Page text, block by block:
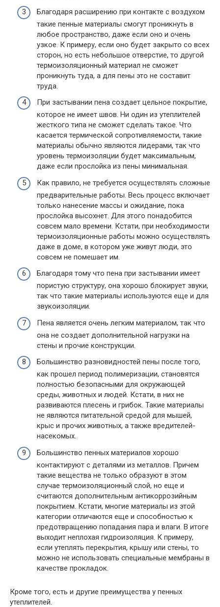
Благодаря расширению при контакте с воздухом
такие пенные материалы смогут проникнуть в
любое пространство, даже если оно и очень
узкое. К примеру, если оно будет закрыто со всех
сторон, но есть небольшое отверстие, то другой
термоизоляционный материал не сможет
проникнуть туда, а для пены это не составит
труда.
При застывании пена создает цельное покрытие,
которое не имеет швов. Ни один из утеплителей
жесткого типа не сможет сделать такое. Что
касается термической сопротивляемости, такие
материалы обычно являются лидерами, так что
уровень термоизоляции будет максимальным,
даже если прослойка из пены минимальная.
Как правило, не требуется осуществлять сложные
предварительные работы. Весь процесс включает
только нанесение массы и ожидание, пока
прослойка высохнет. Для этого понадобится
совсем мало времени. Кстати, при необходимости
термоизоляционные работы можно осуществлять
даже в доме, в котором уже живут люди, это
совсем не помешает им.
Благодаря тому что пена при застывании имеет
пористую структуру, она хорошо блокирует звуки,
так что такие материалы используются еще и для
звукоизоляции.
Пена является очень легким материалом, так что
она не создает дополнительной нагрузки на
стены и прочие конструкции.
Большинство разновидностей пены после того,
как прошел период полимеризации, становятся
полностью безопасными для окружающей
среды, животных и людей. Кстати, в них не
развиваются плесень и грибок. Такие материалы
не являются питательной средой для мышей,
крыс и прочих животных, а также вредителей-
насекомых.
Большинство пенных материалов хорошо
контактируют с деталями из металлов. Причем
такие вещества не только образуют в этом
случае термоизоляционный слой, но еще и
считаются дополнительным антикоррозийным
покрытием. Кстати, многие материалы из этой
категории отличаются еще и способностью к
предотвращению попадания пара и влаги. В итоге
выходит неплохая гидроизоляция. К примеру,
если утеплять перекрытия, крышу или стены, то
можно не использовать специальные мембраны в
качестве прокладок.
Кроме того, есть и другие преимущества у пенных
утеплителей.